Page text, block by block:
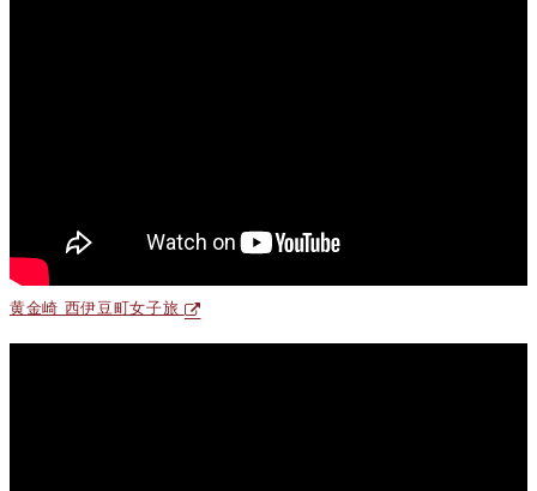
黄金崎 西伊豆町女子旅